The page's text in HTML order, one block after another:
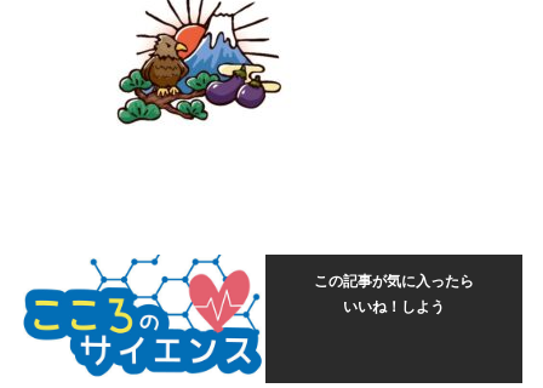
この記事が気に入ったら
いいね！しよう